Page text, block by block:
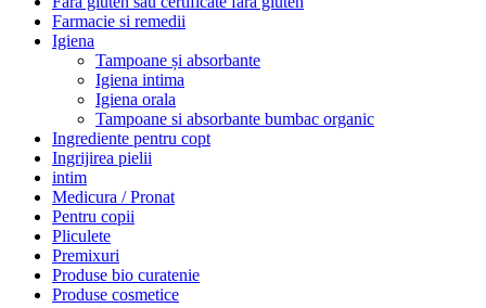
Farmacie si remedii
Igiena
Tampoane și absorbante
Igiena intima
Igiena orala
Tampoane si absorbante bumbac organic
Ingrediente pentru copt
Ingrijirea pielii
intim
Medicura / Pronat
Pentru copii
Pliculete
Premixuri
Produse bio curatenie
Produse cosmetice